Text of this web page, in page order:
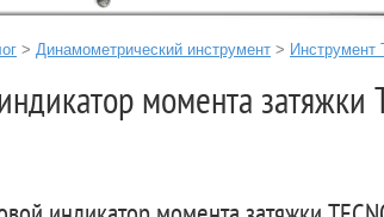
> Динамометрический инструмент > Инструмент
момента затяжки